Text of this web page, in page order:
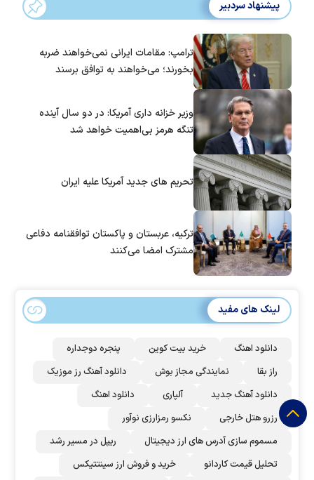
پیشنهاد سردبیر
ترامپ: مقامات ایرانی نمی‌خواهند ضربه
بخورند؛ می‌خواهند به توافق برسند
وزیر خزانه داری آمریکا: در دو سال آینده
تنگه هرمز بی‌اهمیت خواهد شد
تحریم های جدید آمریکا علیه ایران
ترکیه، عربستان و پاکستان توافقنامه دفاعی
مشترک امضا می‌کنند
لینک های مفید
دانلود اهنگ خرید بیت کوین
پنجره دوجداره
راز بقا
نمایندگی مجاز بوش
دانلود آهنگ رز‌ موزیک
دانلود آهنگ جدید
آلپاری
دانلود اهنگ
رزرو هتل خارجی
نکسو رمزارزی نوآور
مسموم سازی آدرس های ارز دیجیتال
ریپل در مسیر رشد
تحلیل قیمت کاردانو
خرید و فروش ارز سینتتیکس